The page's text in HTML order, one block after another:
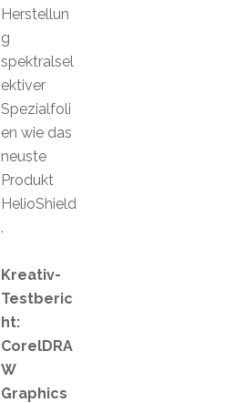
Herstellun
g
spektralsel
ektiver
Spezialfoli
en wie das
neuste
Produkt
HelioShield
.
Kreativ-
Testberic
ht:
CorelDRA
W
Graphics